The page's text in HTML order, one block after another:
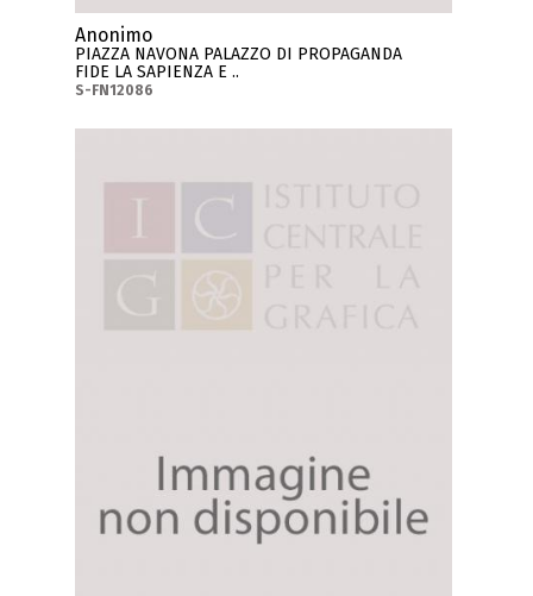
Anonimo
PIAZZA NAVONA PALAZZO DI PROPAGANDA
FIDE LA SAPIENZA E ..
S-FN12086